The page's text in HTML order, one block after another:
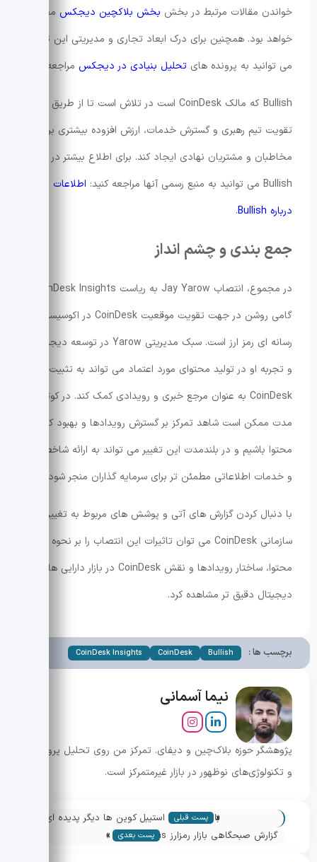
خواندن مقالات مرتبط در بخش بخش بلاکچین دیجکس مفید
خواهد بود. همچنین برای درک ابعاد تجاری و مدیریتی این تغییر،
می توانید به پرونده های تحلیل بنیادی در دیجکس مراجعه کنید.
Bullish که مالک CoinDesk است در تلاش است تا از طریق
تقویت تیم رهبری و گسترش خدمات، ارزش افزوده بیشتری برای
مخاطبان و مشتریان نهادی ایجاد کند. برای اطلاع بیشتر در مورد
Bullish می توانید به منبع رسمی آنها مراجعه کنید:
اطلاعات بیشتر
درباره Bullish
.
جمع بندی و چشم انداز
در مجموع، انتصاب Jay Yarow به ریاست CoinDesk Insights
گامی روشن در جهت تقویت موقعیت CoinDesk در اکوسیستم
رسانه ای رمز ارز است. سبک مدیریتی Yarow در توسعه دیجیتال
و تجربه او در تولید محتوای مورد اعتماد می تواند به تثبیت برند
CoinDesk به عنوان مرجع خبری و رویدادی کمک کند. در کوتاه
مدت ممکن است شاهد تمرکز بر گسترش رویدادها و بهبود کیفیت
محتوا باشیم و در بلندمدت این تغییر می تواند به ارائه شاخص ها
و خدمات اطلاعاتی مطمئن تر برای سرمایه گذاران منجر شود.
با دنبال کردن گزارش های آتی و پوشش های مربوط به تغییرات
سازمانی CoinDesk می توان تاثیرات این انتصاب را بر نحوه تولید
محتوا، ساختار رویدادها و نقش CoinDesk در بازار دارایی های
دیجیتال دقیق تر مشاهده کرد.
برچسب ها : Bullish
CoinDesk
CoinDesk Insights
نیما آسمانی
پژوهشگر حوزه بلاک‌چین و دیفای. تمرکز من روی تحلیل پروژه‌ها
و تکنولوژی‌های نوظهور در بازار غیرمتمرکز است.
« پست قبلی
بانک اسرائیل: استیبل کوین ها دیگر پدیده ای
حاشیه ای نیستند
گزارش صبحگاهی بازار رمزارز Americas —
پست بعدی »